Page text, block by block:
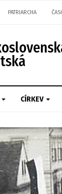
PATRIARCHA
CÍRKEV